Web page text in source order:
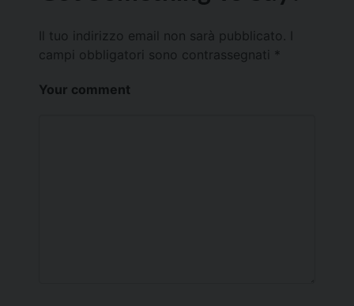
Il tuo indirizzo email non sarà pubblicato.
campi obbligatori sono contrassegnati *
Your comment